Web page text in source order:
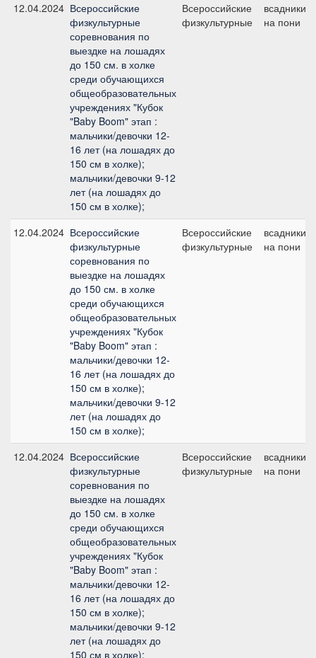
12.04.2024 Всероссийские
физкультурные
соревнования по
выездке на лошадях
до 150 см. в холке
среди обучающихся
общеобразовательных
учреждениях "Кубок
"Baby Boom" этап :
мальчики/девочки 12-
16 лет (на лошадях до
150 см в холке);
мальчики/девочки 9-12
лет (на лошадях до
150 см в холке);
Всероссийские
физкультурные
всадники
на пони
12.04.2024 Всероссийские
физкультурные
соревнования по
выездке на лошадях
до 150 см. в холке
среди обучающихся
общеобразовательных
учреждениях "Кубок
"Baby Boom" этап :
мальчики/девочки 12-
16 лет (на лошадях до
150 см в холке);
мальчики/девочки 9-12
лет (на лошадях до
150 см в холке);
Всероссийские
физкультурные
всадники
на пони
12.04.2024 Всероссийские
физкультурные
соревнования по
выездке на лошадях
до 150 см. в холке
среди обучающихся
общеобразовательных
учреждениях "Кубок
"Baby Boom" этап :
мальчики/девочки 12-
16 лет (на лошадях до
150 см в холке);
мальчики/девочки 9-12
лет (на лошадях до
150 см в холке);
Всероссийские
физкультурные
всадники
на пони